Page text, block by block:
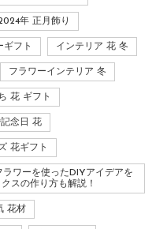
年 正月飾り
ギフト インテリア 花 冬
フラワーインテリア 冬
花 ギフト
念日 花
花ギフト
ワーを使ったDIYアイデアを
スの作り方も解説！
花材